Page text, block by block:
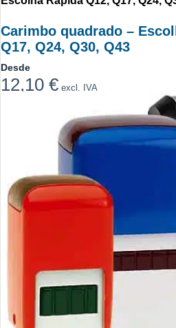
Carimbo quadrado –
Q17, Q24, Q30, Q43
Desde
12,10 € excl. IVA